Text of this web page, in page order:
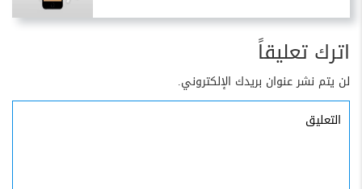
اترك تعليقاً
لن يتم نشر عنوان بريدك الإلكتروني.
التعليق